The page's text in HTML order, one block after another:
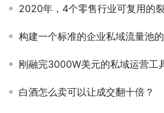
2020年，4个零售行业可复用的
构建一个标准的企业私域流量池
刚融完3000W美元的私域运营工
白酒怎么卖可以让成交翻十倍？